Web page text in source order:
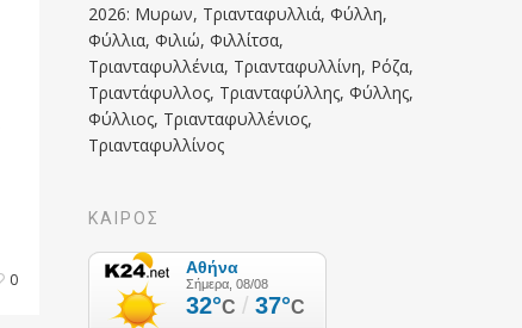
0
2026: Μυρων, Τριανταφυλλιά, Φύλλη,
Φύλλια, Φιλιώ, Φιλλίτσα,
Τριανταφυλλένια, Τριανταφυλλίνη, Ρόζα,
Τριαντάφυλλος, Τριανταφύλλης, Φύλλης,
Φύλλιος, Τριανταφυλλένιος,
Τριανταφυλλίνος
ΚΑΙΡΟΣ